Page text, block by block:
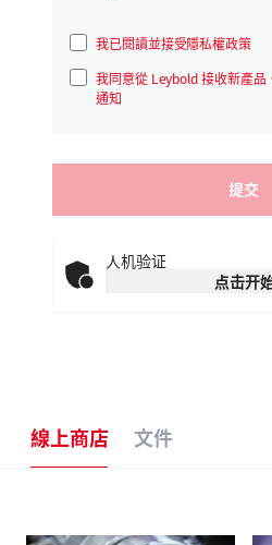
我已閱讀並接受隱私權政策
我同意從 Leybold 接收新產品
通知
人机验证
点击开
線上商店 文件